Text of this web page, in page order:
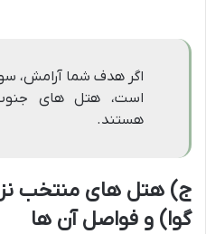
اگر هدف شما آرامش،
است، هتل های جنوب
هستند.
ج) هتل های منتخب
گوا) و فواصل آن ها